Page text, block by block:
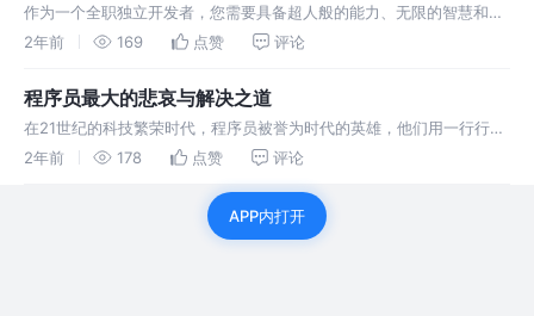
作为一个全职独立开发者，您需要具备超人般的能力、无限的智慧和永
不疲倦的精神。以下是15条充满幽默的建
2年前 169 点赞 评论
程序员最大的悲哀与解决之道
在21世纪的科技繁荣时代，程序员被誉为时代的英雄，他们用一行行代
码塑造了如今丰富多彩的网络世界。然而
2年前 178 点赞 评论
APP内打开